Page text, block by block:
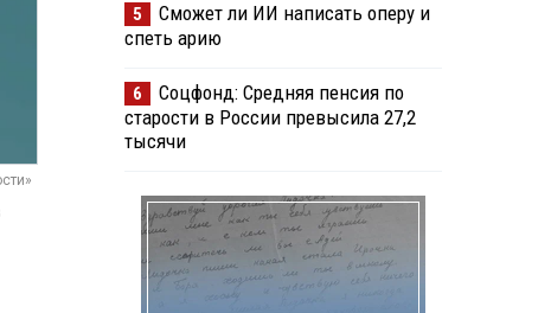
5
Сможет ли ИИ написать оперу и
спеть арию
6
Соцфонд: Средняя пенсия по
старости в России превысила 27,2
тысячи